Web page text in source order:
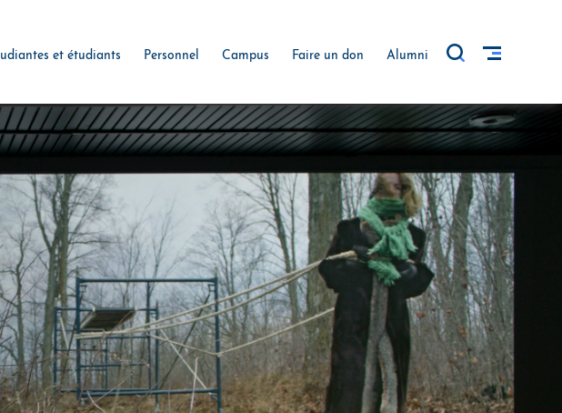
et étudiants Personnel Campus Faire un don Alumni